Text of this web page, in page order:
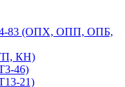
83 (ОПХ, ОПП, ОПБ,
КН)
46)
21)